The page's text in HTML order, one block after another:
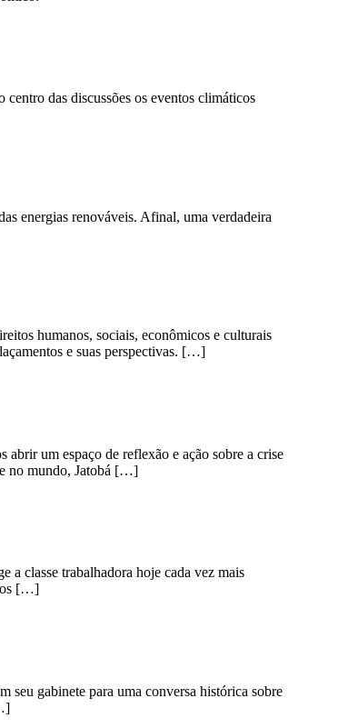
das discussões os eventos climáticos
energias renováveis. Afinal, uma verdadeira
humanos, sociais, econômicos e culturais
e suas perspectivas. […]
abrir um espaço de reflexão e ação sobre a crise
e no mundo, Jatobá […]
a classe trabalhadora hoje cada vez mais
os […]
seu gabinete para uma conversa histórica sobre